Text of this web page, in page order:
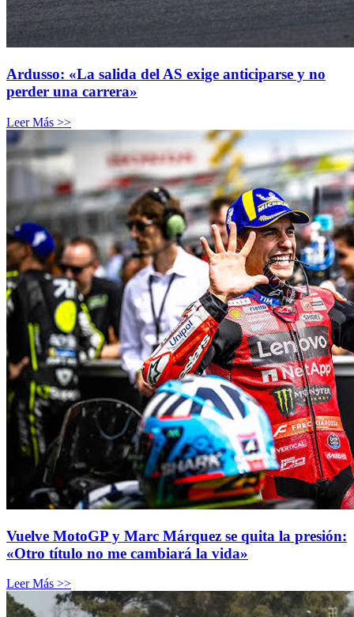
Ardusso: «La salida del AS exige anticiparse y no
perder una carrera»
Leer Más >>
Vuelve MotoGP y Marc Márquez se quita la presión:
«Otro título no me cambiará la vida»
Leer Más >>